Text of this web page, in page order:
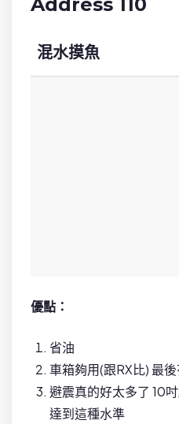
優點：
省油
車箱夠用(跟RX比) 最
避震真的好太多了 10
達到這種水準